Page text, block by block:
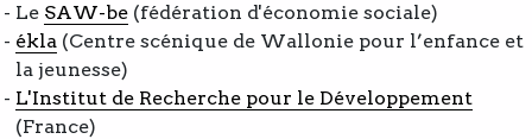
Le SAW-be (fédération d'économie sociale)
ékla (Centre scénique de Wallonie pour l’enfance et
la jeunesse)
L'Institut de Recherche pour le Développement
(France)